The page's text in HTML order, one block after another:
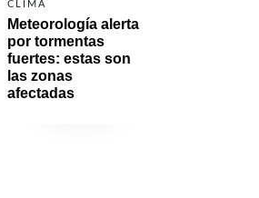
CLIMA
Meteorología alerta
por tormentas
fuertes: estas son
las zonas
afectadas